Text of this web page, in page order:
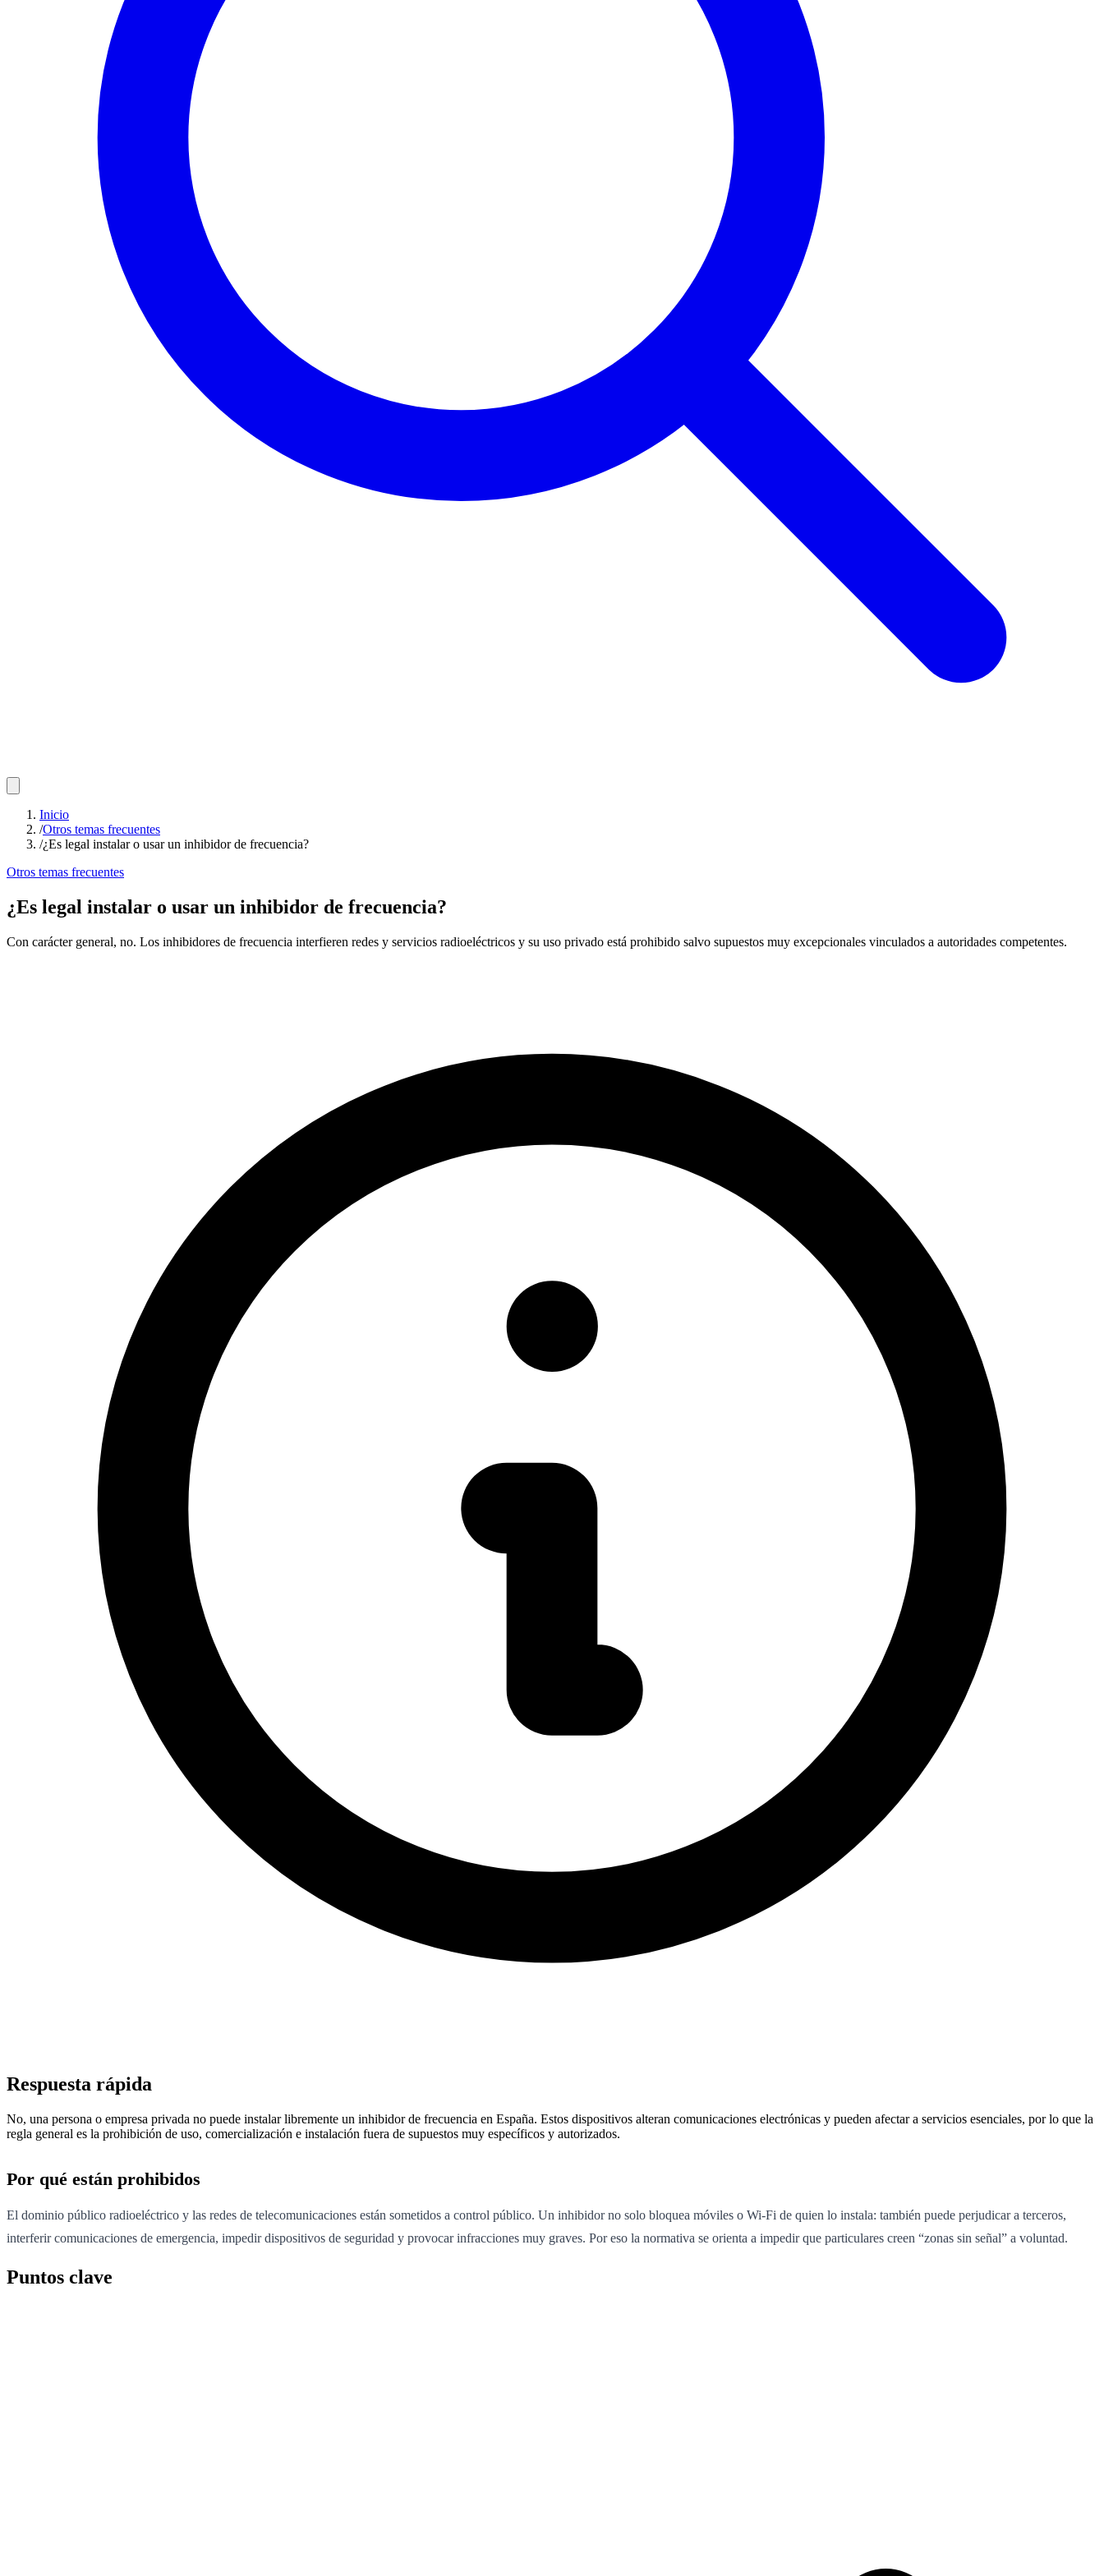
Inicio
/Otros temas frecuentes
/¿Es legal instalar o usar un inhibidor de frecuencia?
Otros temas frecuentes
¿Es legal instalar o usar un inhibidor de frecuencia?
Con carácter general, no. Los inhibidores de frecuencia interfieren redes y servicios radioeléctricos y su uso privado está prohibido salvo supuestos muy excepcionales vinculados a autoridades competentes.
Respuesta rápida
No, una persona o empresa privada no puede instalar libremente un inhibidor de frecuencia en España. Estos dispositivos alteran comunicaciones electrónicas y pueden afectar a servicios esenciales, por lo que la
regla general es la prohibición de uso, comercialización e instalación fuera de supuestos muy específicos y autorizados.
Por qué están prohibidos
El dominio público radioeléctrico y las redes de telecomunicaciones están sometidos a control público. Un inhibidor no solo bloquea móviles o Wi‑Fi de quien lo instala: también puede perjudicar a terceros,
interferir comunicaciones de emergencia, impedir dispositivos de seguridad y provocar infracciones muy graves. Por eso la normativa se orienta a impedir que particulares creen “zonas sin señal” a voluntad.
Puntos clave